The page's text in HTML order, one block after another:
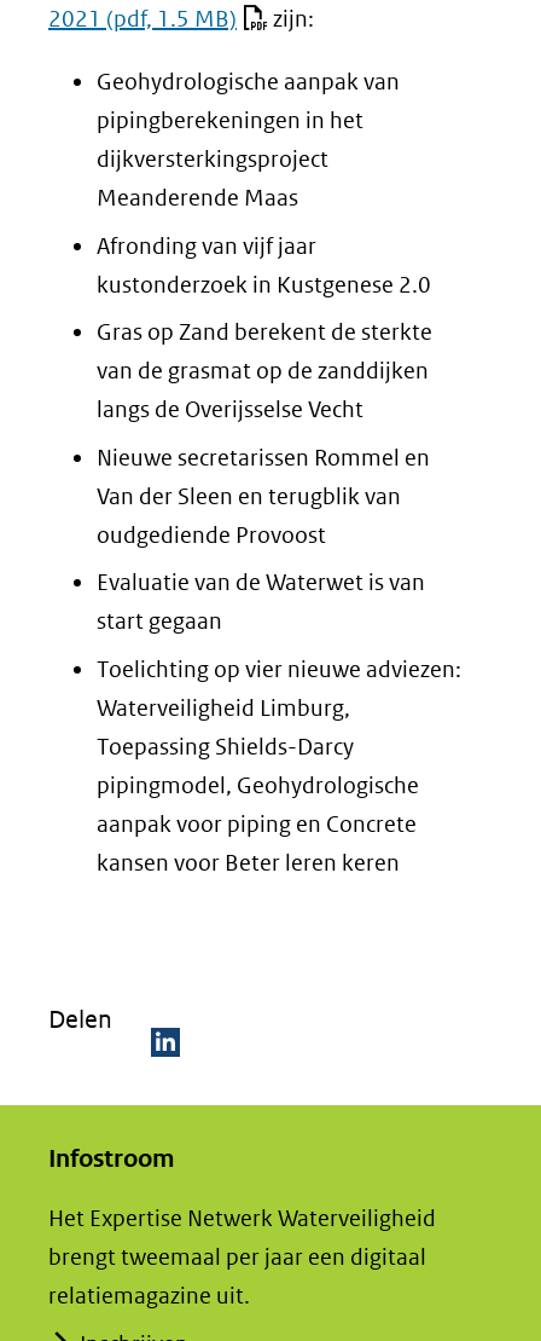
2021 (pdf, 1.5 MB) zijn:
Geohydrologische aanpak van
pipingberekeningen in het
dijkversterkingsproject
Meanderende Maas
Afronding van vijf jaar
kustonderzoek in Kustgenese 2.0
Gras op Zand berekent de sterkte
van de grasmat op de zanddijken
langs de Overijsselse Vecht
Nieuwe secretarissen Rommel en
Van der Sleen en terugblik van
oudgediende Provoost
Evaluatie van de Waterwet is van
start gegaan
Toelichting op vier nieuwe adviezen:
Waterveiligheid Limburg,
Toepassing Shields-Darcy
pipingmodel, Geohydrologische
aanpak voor piping en Concrete
kansen voor Beter leren keren
Delen
l
n
o
p
Infostroom
Het Expertise Netwerk Waterveiligheid
brengt tweemaal per jaar een digitaal
relatiemagazine uit.